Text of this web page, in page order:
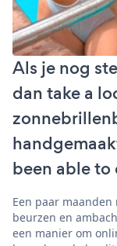
Als je nog
dan take a
been able
Een paar
beurzen en
een manier om